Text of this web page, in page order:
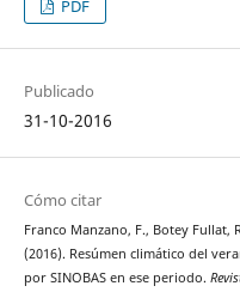
PDF
Publicado
31-10-2016
Cómo citar
Franco Manzano, F., Botey Fullat,
(2016). Resúmen climático del
por SINOBAS en ese periodo.